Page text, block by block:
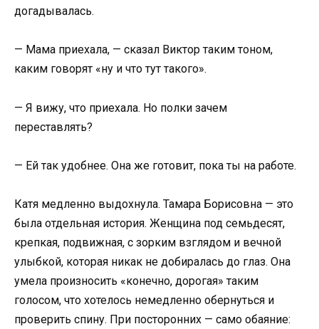
догадывалась.
— Мама приехала, — сказал Виктор таким тоном,
каким говорят «ну и что тут такого».
— Я вижу, что приехала. Но полки зачем
переставлять?
— Ей так удобнее. Она же готовит, пока ты на работе.
Катя медленно выдохнула. Тамара Борисовна — это
была отдельная история. Женщина под семьдесят,
крепкая, подвижная, с зорким взглядом и вечной
улыбкой, которая никак не добиралась до глаз. Она
умела произносить «конечно, дорогая» таким
голосом, что хотелось немедленно обернуться и
проверить спину. При посторонних — само обаяние: